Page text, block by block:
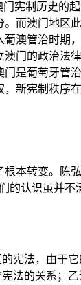
宪制历史的
而澳门地区
澳管治时期
门的政治法
是葡萄牙管
新宪制秩序
本转变。陈
的认识虽并
宪法，由于
法的关系；